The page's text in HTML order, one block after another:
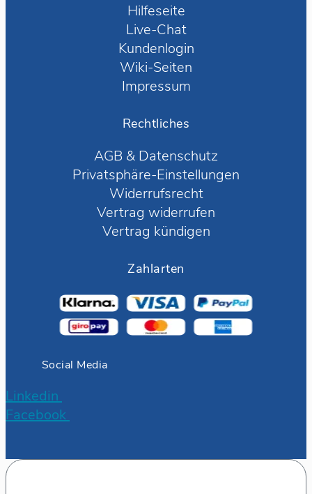
Hilfeseite
Live-Chat
Kundenlogin
Wiki-Seiten
Impressum
Rechtliches
AGB & Datenschutz
Privatsphäre-Einstellungen
Widerrufsrecht
Vertrag widerrufen
Vertrag kündigen
Zahlarten
Social Media
Linkedin
Facebook